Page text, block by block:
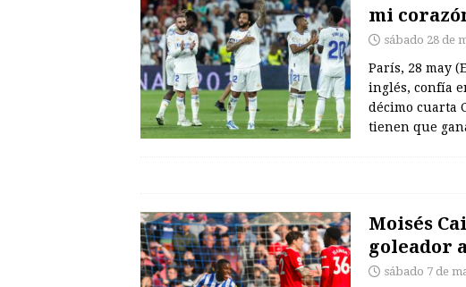
mi
sábado 28 de
París, 28 may
inglés, confía
décimo cuarta
tienen que
Moisés
goleador
sábado 7 de